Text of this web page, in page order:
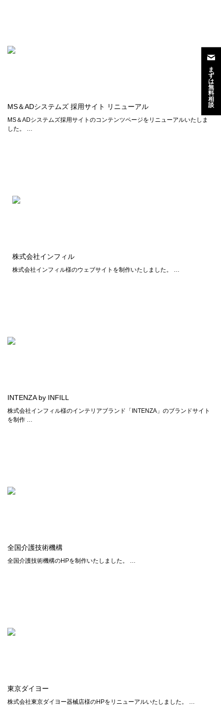
MS＆ADシステムズ 採用サイト リニューアル
MS＆ADシステムズ採用サイトのコンテンツページをリニューアルいたしま
した。 …
株式会社インフィル
株式会社インフィル様のウェブサイトを制作いたしました。 …
INTENZA by INFILL
株式会社インフィル様のインテリアブランド「INTENZA」のブランドサイト
を制作 …
全国介護技術機構
全国介護技術機構のHPを制作いたしました。 …
東京ダイヨー
株式会社東京ダイヨー器械店様のHPをリニューアルいたしました。 …
ま
ず
は
無
料
相
談